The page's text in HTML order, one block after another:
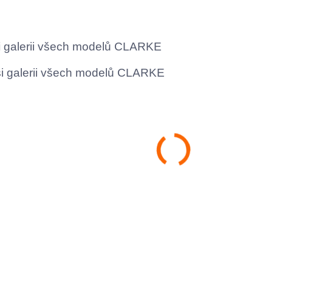
galerii všech modelů CLARKE
galerii všech modelů CLARKE